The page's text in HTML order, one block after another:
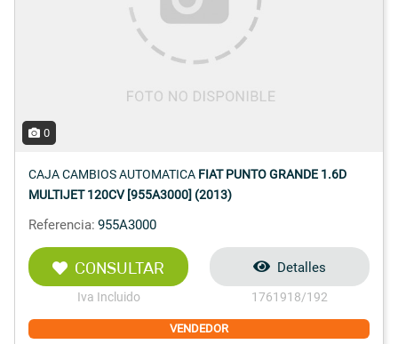
0
CAJA CAMBIOS AUTOMATICA FIAT PUNTO GRANDE 1.6D
MULTIJET 120CV [955A3000] (2013)
Referencia: 955A3000
CONSULTAR
Iva Incluido
Detalles
1761918/192
VENDEDOR